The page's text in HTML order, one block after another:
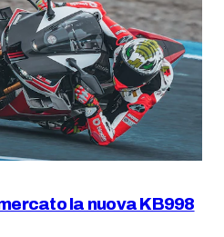
la nuova KB998